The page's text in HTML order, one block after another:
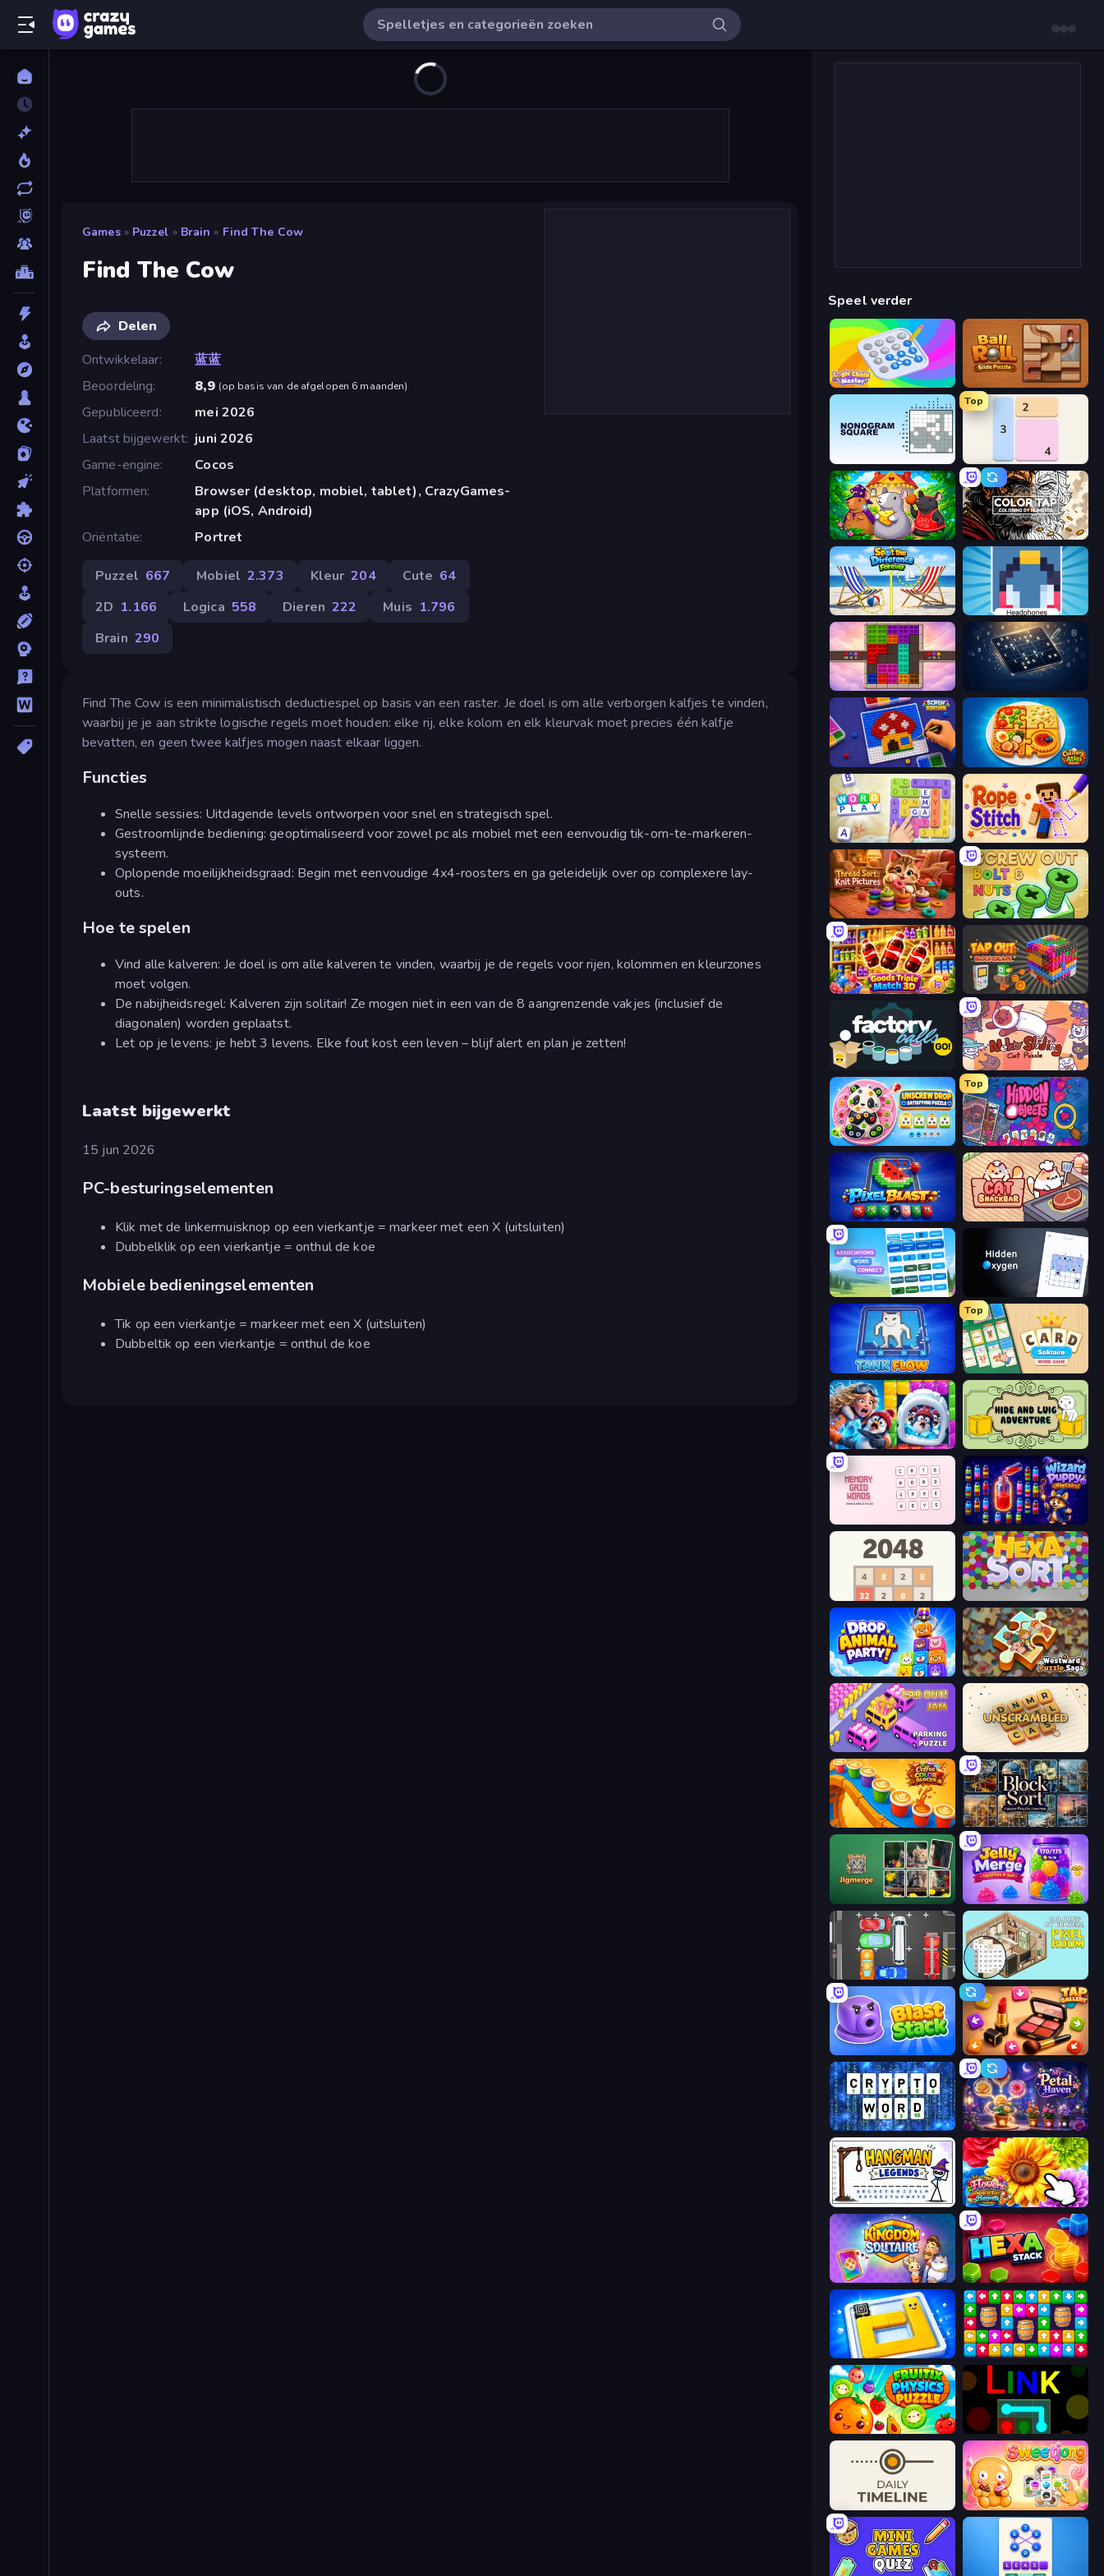
Games » Puzzel » Brain » Find The Cow
Find The Cow
Delen
Ontwikkelaar
蓝蓝
Beoordeling
8,9 (op basis van de afgelopen 6 maanden)
Gepubliceerd
mei 2026
Laatst bijgewerkt juni 2026
Game-engine
Cocos
Platformen
Browser (desktop, mobiel, tablet), CrazyGames-
app (iOS, Android)
Oriëntatie
Portret
Puzzel 667 Mobiel 2.373 Kleur 204 Cute 64
2D 1.166 Logica 558 Dieren 222 Muis 1.796
Brain 290
Find The Cow is een minimalistisch deductiespel op basis van een raster. Je doel is om alle verborgen kalfjes te vinden,
waarbij je je aan strikte logische regels moet houden: elke rij, elke kolom en elk kleurvak moet precies één kalfje
bevatten, en geen twee kalfjes mogen naast elkaar liggen.
Functies
Snelle sessies: Uitdagende levels ontworpen voor snel en strategisch spel.
Gestroomlijnde bediening: geoptimaliseerd voor zowel pc als mobiel met een eenvoudig tik-om-te-markeren-
systeem.
Oplopende moeilijkheidsgraad: Begin met eenvoudige 4x4-roosters en ga geleidelijk over op complexere lay-
outs.
Hoe te spelen
Vind alle kalveren: Je doel is om alle kalveren te vinden, waarbij je de regels voor rijen, kolommen en kleurzones
moet volgen.
De nabijheidsregel: Kalveren zijn solitair! Ze mogen niet in een van de 8 aangrenzende vakjes (inclusief de
diagonalen) worden geplaatst.
Let op je levens: je hebt 3 levens. Elke fout kost een leven – blijf alert en plan je zetten!
Laatst bijgewerkt
15 jun 2026
PC-besturingselementen
Klik met de linkermuisknop op een vierkantje = markeer met een X (uitsluiten)
Dubbelklik op een vierkantje = onthul de koe
Mobiele bedieningselementen
Tik op een vierkantje = markeer met een X (uitsluiten)
Dubbeltik op een vierkantje = onthul de koe
Speel verder
Logic Chain Master
Top
Shikaku Puzzle
Rat's House - Nonogram Color Tap: Coloring by Numbers
Spot the Difference Forever Nonogram
Color Cube Puzzle
Screw Sorting Culinary Atlas
Word Play Rope Stitch Puzzle
Thread Sort: Knit Pictures Screw Out: Bolts and Nuts
Goods Triple Match 3D Tap Out: Block Escape
Factory Balls Go! Neko Sliding: Cat Puzzle
Unscrew Drop: Satisfying Puzzle
Top
Hidden Objects
Pixel Blast Cat Snack Bar
Associations - Word Connect Hidden Oxygen
TankFlow.io
Top
Captain Blast
Wizard Puppy: Magic Sort
2048
Drop Animal Party Westward Puzzle Saga
Car OUT! Jam Parking Puzzle Unscrambled
Coffee Color Blocks Block Sort - Jigsaw Puzzle Journey
Jelly Merge: Upgrade & Sell
Parking Panic
Blast Stack Tap Gallery
Cryptoword My Petal Haven
Hangman Legends The Flowers Merge and Sell Bouquets
Kingdom Solitaire Hexa Stack
Ice Slide Tap Away Story
Fruitix: Physics Puzzle Link
Daily Timeline Sweetjong